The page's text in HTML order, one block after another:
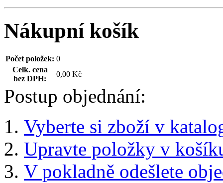
Nákupní košík
Počet položek: 0
Celk. cena
bez DPH:
0,00 Kč
Postup objednání:
Vyberte si zboží v
Upravte položky v
V pokladně odešlete